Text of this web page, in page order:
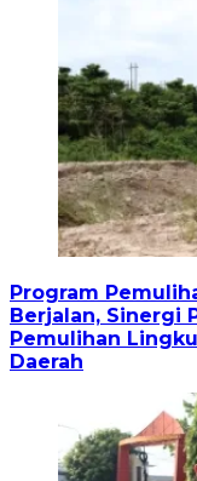
Program
Berjalan, Sinergi
Pemulihan
Daerah